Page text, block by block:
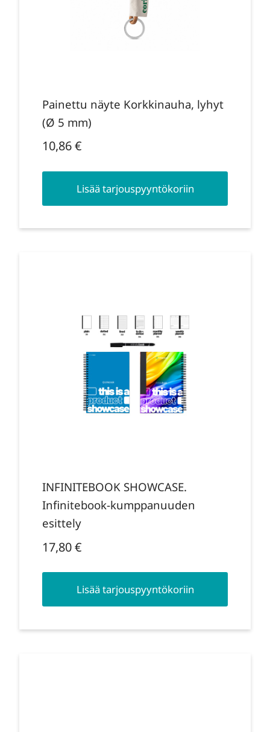
Painettu näyte Korkkinauha, lyhyt
(Ø 5 mm)
10,86€
Lisää tarjouspyyntökoriin
INFINITEBOOK SHOWCASE.
Infinitebook-kumppanuuden
esittely
17,80€
Lisää tarjouspyyntökoriin